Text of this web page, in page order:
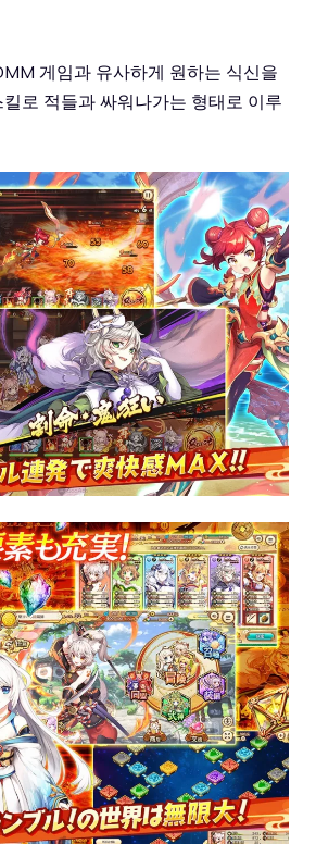
게임과 유사하게 원하는 식신을
로 적들과 싸워나가는 형태로 이루